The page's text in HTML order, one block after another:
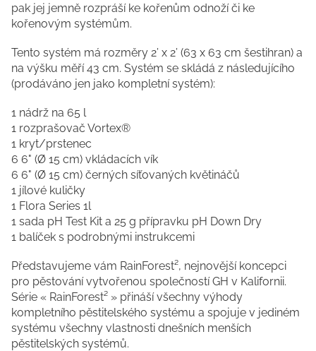
pak jej jemně rozpráší ke kořenům odnoží či ke
kořenovým systémům.
Tento systém má rozměry 2’ x 2’ (63 x 63 cm šestihran) a
na výšku měří 43 cm. Systém se skládá z následujícího
(prodáváno jen jako kompletní systém):
1 nádrž na 65 l
1 rozprašovač Vortex®
1 kryt/prstenec
6 6" (Ø 15 cm) vkládacích vík
6 6" (Ø 15 cm) černých síťovaných květináčů
1 jílové kuličky
1 Flora Series 1l
1 sada pH Test Kit a 25 g přípravku pH Down Dry
1 balíček s podrobnými instrukcemi
Představujeme vám RainForest², nejnovější koncepci
pro pěstování vytvořenou společností GH v Kalifornii.
Série « RainForest² » přináší všechny výhody
kompletního pěstitelského systému a spojuje v jediném
systému všechny vlastnosti dnešních menších
pěstitelských systémů.